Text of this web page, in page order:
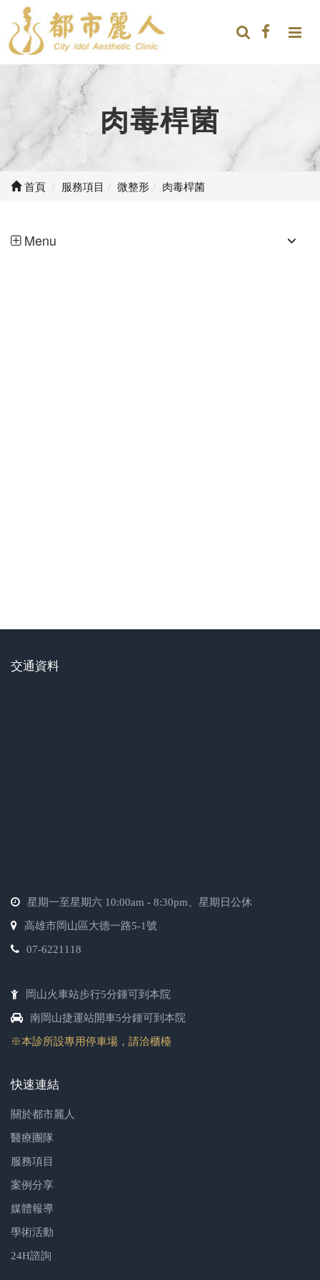
肉毒桿菌
首頁 服務項目 微整形 肉毒桿菌
Menu
交通資料
星期一至星期六 10:00am - 8:30pm、星期日公休
高雄市岡山區大德一路5-1號
07-6221118
岡山火車站步行5分鍾可到本院
南岡山捷運站開車5分鍾可到本院
※本診所設專用停車場，請洽櫃檯
快速連結
關於都市麗人
醫療團隊
服務項目
案例分享
媒體報導
學術活動
24H諮詢